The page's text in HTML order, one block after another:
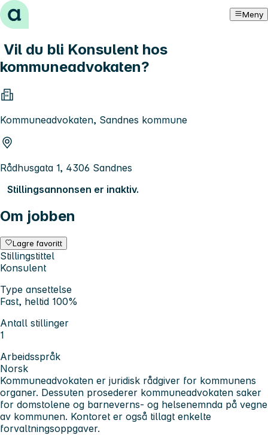
Hopp til innhold Meny
Vil du bli Konsulent hos
kommuneadvokaten?
Kommuneadvokaten, Sandnes kommune
Rådhusgata 1, 4306 Sandnes
Stillingsannonsen er inaktiv.
Om jobben
Lagre favoritt
Stillingstittel
Konsulent
Type ansettelse
Fast, heltid 100%
Antall stillinger
1
Arbeidsspråk
Norsk
Kommuneadvokaten er juridisk rådgiver for kommunens
organer. Dessuten prosederer kommuneadvokaten saker
for domstolene og barneverns- og helsenemnda på vegne
av kommunen. Kontoret er også tillagt enkelte
forvaltningsoppgaver.